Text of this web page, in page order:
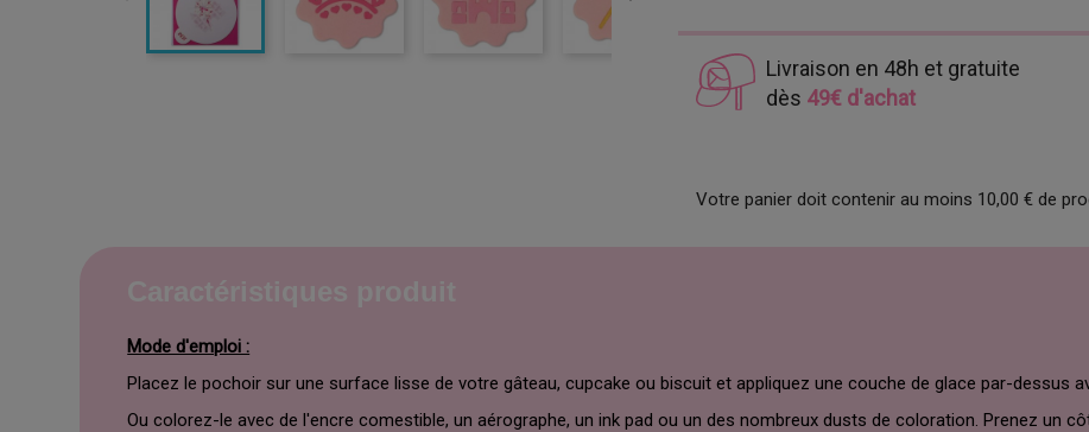
Livraison en 48h et gratuite
dès 49€ d'achat
Votre panier doit contenir au moins 10,00 € de
Mode d'emploi :
Placez le pochoir sur une surface lisse de votre gâteau, cupcake ou biscuit et appliquez une couche de glace par-dessus
Ou colorez-le avec de l'encre comestible, un aérographe, un ink pad ou un des nombreux dusts de coloration. Prenez un